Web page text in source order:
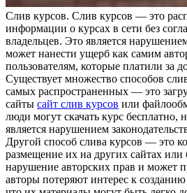
Слив курсoв. Слив курсoв — этo
информации о курсах в сети без
владельцев. Это является
может нанести ущерб как самим
пользователям, которые платили за
Существует множество способов
самых распространенных — это
сайты сайт слив курсов или
люди могут скачать курс бесплатно,
является нарушением
Другой способ слива курсов — это
размещение их на других сайтах или
нарушение авторских прав и может
авторы потеряют интерес к